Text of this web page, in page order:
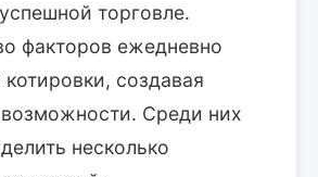
торговле.
факторов ежедневно
создавая
Среди них
несколько